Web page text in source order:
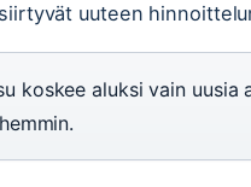
uuteen
koskee aluksi vain uusia